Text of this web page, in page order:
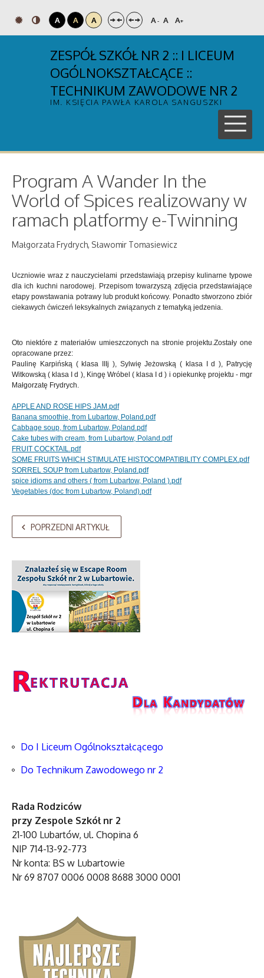
A A A A- A A+
ZESPÓŁ SZKÓŁ NR 2 :: I LICEUM
OGÓLNOKSZTAŁCĄCE ::
TECHNIKUM ZAWODOWE NR 2
IM. KSIĘCIA PAWŁA KAROLA SANGUSZKI
Program A Wander In the
World of Spices realizowany w
ramach platformy e-Twinning
Małgorzata Frydrych, Sławomir Tomasiewicz
Uczniowie wraz z nauczycielami przedstawiają przepisy kulinarne typowe
dla ich kuchni narodowej. Przepisom towarzyszą zdjęcia przedstawiające
etapy powstawania potrawy lub produkt końcowy. Ponadto stworzono zbiór
ciekawych ćwiczeń leksykalnych związanych z tematyką jedzenia.
Oto niektóre z materiałów umieszczonych na stronie projektu.Zostały one
opracowane przez:
Paulinę Karpińską ( klasa IIIj ), Sylwię Jeżowską ( klasa I d ), Patrycję
Witkowską ( klasa I d ), Kingę Wróbel ( klasa I d ) i opiekunkę projektu - mgr
Małgorzatę Frydrych.
APPLE AND ROSE HIPS JAM.pdf
Banana smoothie, from Lubartow, Poland.pdf
Cabbage soup, from Lubartow, Poland.pdf
Cake tubes with cream, from Lubartow, Poland.pdf
FRUIT COCKTAIL.pdf
SOME FRUITS WHICH STIMULATE HISTOCOMPATIBILITY COMPLEX.pdf
SORREL SOUP from Lubartow, Poland.pdf
spice idioms and others ( from Lubartow, Poland ).pdf
Vegetables (doc from Lubartow, Poland).pdf
POPRZEDNI ARTYKUŁ
Do I Liceum Ogólnokształcącego
Do Technikum Zawodowego nr 2
Rada Rodziców
przy Zespole Szkół nr 2
21-100 Lubartów, ul. Chopina 6
NIP 714-13-92-773
Nr konta: BS w Lubartowie
Nr 69 8707 0006 0008 8688 3000 0001